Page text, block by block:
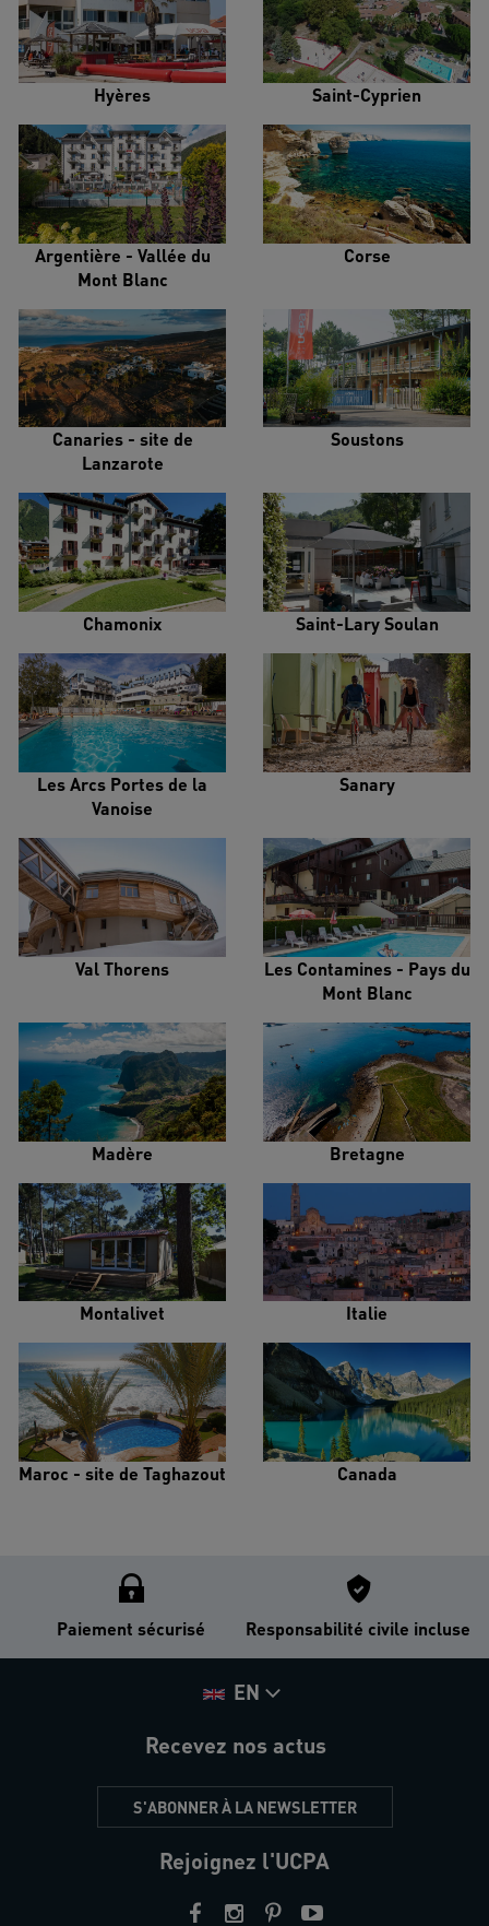
Hyères Saint-Cyprien
Argentière - Vallée du
Mont Blanc
Corse
Canaries - site de
Lanzarote
Soustons
Chamonix Saint-Lary Soulan
Les Arcs Portes de la
Vanoise
Sanary
Val Thorens
Les Contamines - Pays du
Mont Blanc
Madère Bretagne
Montalivet Italie
Maroc - site de Taghazout Canada
Paiement sécurisé Responsabilité civile incluse
EN
Recevez nos actus
S'ABONNER À LA NEWSLETTER
Rejoignez l'UCPA